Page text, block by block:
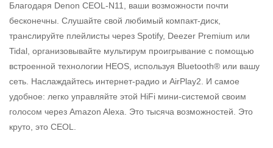
Благодаря Denon CEOL-N11, ваши возможности почти
бесконечны. Слушайте свой любимый компакт-диск,
транслируйте плейлисты через Spotify, Deezer Premium или
Tidal, организовывайте мультирум проигрывание с помощью
встроенной технологии HEOS, используя Bluetooth® или вашу
сеть. Наслаждайтесь интернет-радио и AirPlay2. И самое
удобное: легко управляйте этой HiFi мини-системой своим
голосом через Amazon Alexa. Это тысяча возможностей. Это
круто, это CEOL.